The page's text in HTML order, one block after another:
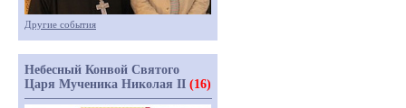
Другие события
Небесный Конвой Святого
Царя Мученика Николая II (16)